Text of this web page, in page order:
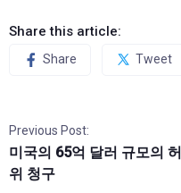
Share this article:
Share Tweet
Previous Post:
미국의 65억 달러 규모의 허
위 청구